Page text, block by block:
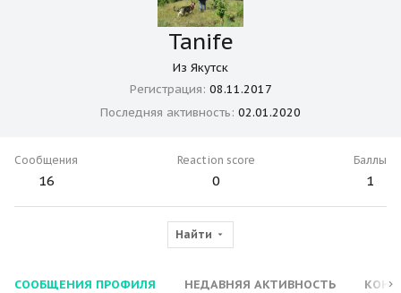
Tanife
Из Якутск
Регистрация 08.11.2017
Последняя активность 02.01.2020
Сообщения
16
Reaction score
0
Баллы
1
Найти
СООБЩЕНИЯ ПРОФИЛЯ НЕДАВНЯЯ АКТИВНОСТЬ